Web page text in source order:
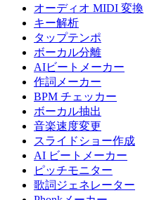
オーディオ MIDI 変換
キー解析
タップテンポ
ボーカル分離
AIビートメーカー
作詞メーカー
BPM チェッカー
ボーカル抽出
音楽速度変更
スライドショー作成
AI ビートメーカー
ピッチモニター
歌詞ジェネレーター